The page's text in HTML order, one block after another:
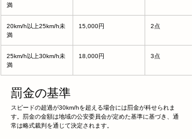
満
20km/h以上25km/h未
満
15,000円 2点
25km/h以上30km/h未
満
18,000円 3点
罰金の基準
スピードの超過が30km/hを超える場合には罰金が科せられま
す。罰金の金額は地域の公安委員会が定めた基準に基づき、通
常は略式裁判を通じて決定されます。